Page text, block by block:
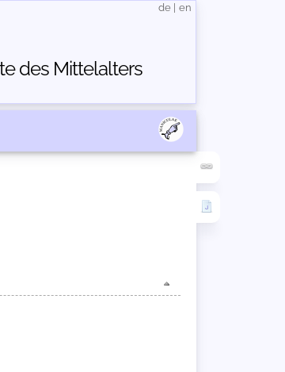
des Mittelalters
de en